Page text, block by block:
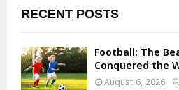
h
o
r
:
RECENT POSTS
Football: The
Conquered the
August 6, 2026